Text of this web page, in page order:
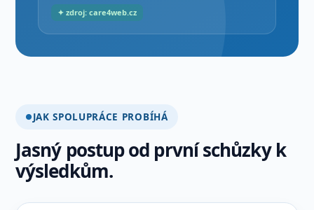
✦ zdroj: care4web.cz
JAK SPOLUPRÁCE PROBÍHÁ
Jasný postup od první schůzky k
výsledkům.